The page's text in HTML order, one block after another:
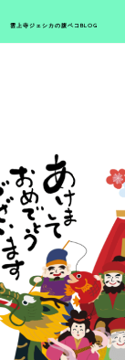
雲上寺ジェシカの腹ペコBLOG